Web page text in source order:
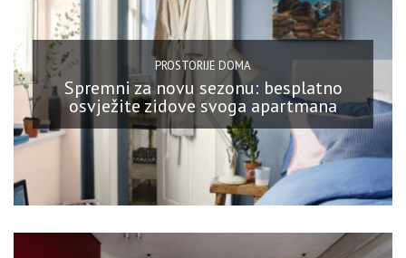
PROSTORIJE DOMA
Spremni za novu sezonu: besplatno
osvježite zidove svoga apartmana